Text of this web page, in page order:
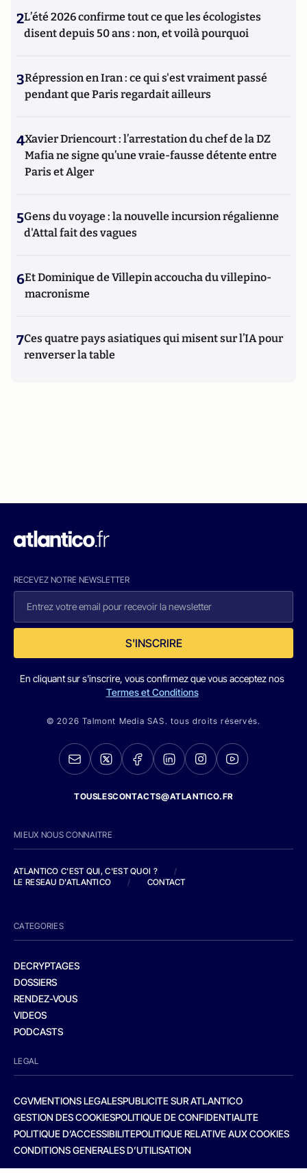
2L’été 2026 confirme tout ce que les écologistes
disent depuis 50 ans : non, et voilà pourquoi
3Répression en Iran : ce qui s'est vraiment passé
pendant que Paris regardait ailleurs
4Xavier Driencourt : l’arrestation du chef de la DZ
Mafia ne signe qu’une vraie-fausse détente entre
Paris et Alger
5Gens du voyage : la nouvelle incursion régalienne
d'Attal fait des vagues
6Et Dominique de Villepin accoucha du villepino-
macronisme
7Ces quatre pays asiatiques qui misent sur l’IA pour
renverser la table
RECEVEZ NOTRE NEWSLETTER
S'INSCRIRE
En cliquant sur s'inscrire, vous confirmez que vous acceptez nos
Termes et Conditions
© 2026 Talmont Media SAS. tous droits réservés.
TOUSLESCONTACTS@ATLANTICO.FR
MIEUX NOUS CONNAITRE
ATLANTICO C'EST QUI, C'EST QUOI ?
/
LE RESEAU D'ATLANTICO
/ CONTACT
CATEGORIES
DECRYPTAGES
DOSSIERS
RENDEZ-VOUS
VIDEOS
PODCASTS
LEGAL
CGVMENTIONS LEGALESPUBLICITE SUR ATLANTICO
GESTION DES COOKIESPOLITIQUE DE CONFIDENTIALITE
POLITIQUE D’ACCESSIBILITEPOLITIQUE RELATIVE AUX COOKIES
CONDITIONS GENERALES D’UTILISATION